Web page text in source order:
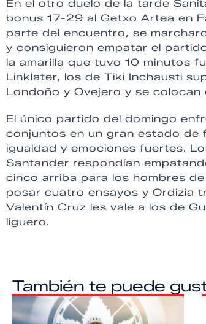
En el otro duelo de la tarde
bonus 17-29 al Getxo Artea en
parte del encuentro, se
y consiguieron empatar el
la amarilla que tuvo 10 minutos
Linklater, los de Tiki Inchausti
Londoño y Ovejero y se
El único partido del domingo
conjuntos en un gran estado de
igualdad y emociones fuertes.
Santander respondían
cinco arriba para los hombres
posar cuatro ensayos y Ordizia
Valentín Cruz les vale a los de
liguero.
También te puede